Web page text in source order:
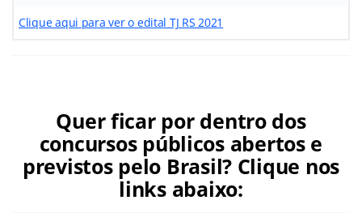
Clique aqui para ver o edital TJ RS 2021
Quer ficar por dentro dos
concursos públicos abertos e
previstos pelo Brasil? Clique nos
links abaixo: